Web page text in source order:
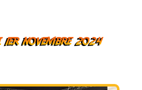
1er novembre 2024